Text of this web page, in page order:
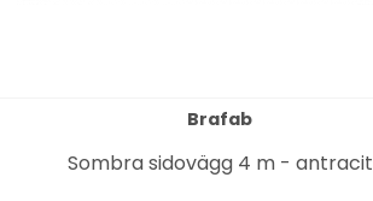
Brafab
Sombra sidovägg 4 m - antracit